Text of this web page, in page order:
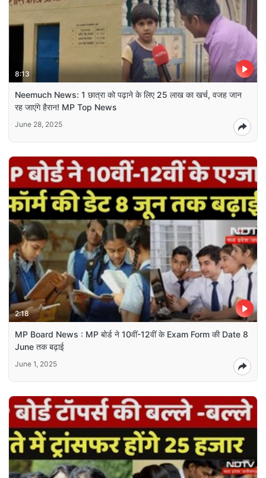
8:13
Neemuch News: 1 छात्रा को पढ़ाने के लिए 25 लाख का खर्च, वजह जान
रह जाएंगे हैरान! MP Top News
June 28, 2025
2:18
MP Board News : MP बोर्ड ने 10वीं-12वीं के Exam Form की Date 8
June तक बढ़ाई
June 1, 2025